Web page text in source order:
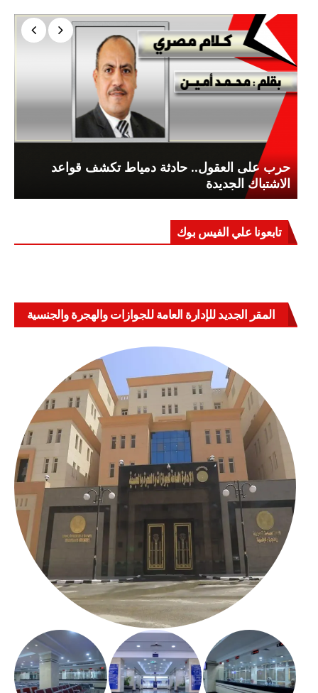
حرب على العقول.. حادثة دمياط تكشف قواعد
الاشتباك الجديدة
تابعونا علي الفيس بوك
المقر الجديد للإدارة العامة للجوازات والهجرة والجنسية